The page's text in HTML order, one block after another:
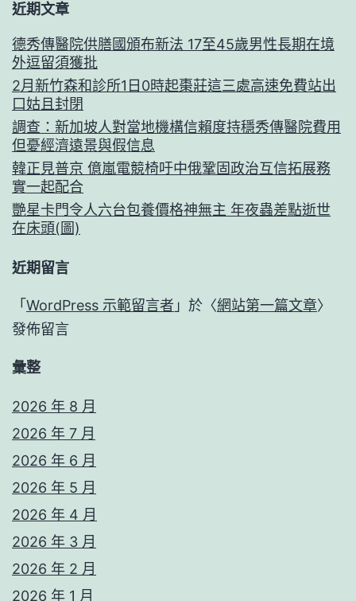
近期文章
德秀傳醫院供膳國頒布新法 17至45歲男性長期在境
外逗留須獲批
2月新竹森和診所1日0時起棗莊這三處高速免費站出
口姑且封閉
調查：新加坡人對當地機構信賴度持穩秀傳醫院費用
但憂經濟遠景與假信息
韓正見普京 億嵐電競椅吁中俄鞏固政治互信拓展務
實一起配合
艷星卡門令人六台包養價格神無主 年夜蟲差點逝世
在床頭(圖)
近期留言
「 WordPress 示範留言者 」於〈網站第一篇文章〉
發佈留言
彙整
2026 年 8 月
2026 年 7 月
2026 年 6 月
2026 年 5 月
2026 年 4 月
2026 年 3 月
2026 年 2 月
2026 年 1 月